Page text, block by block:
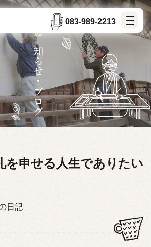
083-989-2213
お知らせ・ブログ
を申せる人生でありたい
日記